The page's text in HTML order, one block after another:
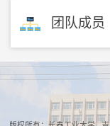
团队成员